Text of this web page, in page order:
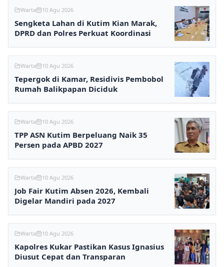
Warta 10 Agu 2026
Sengketa Lahan di Kutim Kian Marak,
DPRD dan Polres Perkuat Koordinasi
Warta 10 Agu 2026
Tepergok di Kamar, Residivis Pembobol
Rumah Balikpapan Diciduk
Warta 10 Agu 2026
TPP ASN Kutim Berpeluang Naik 35
Persen pada APBD 2027
Warta 10 Agu 2026
Job Fair Kutim Absen 2026, Kembali
Digelar Mandiri pada 2027
Warta 10 Agu 2026
Kapolres Kukar Pastikan Kasus Ignasius
Diusut Cepat dan Transparan